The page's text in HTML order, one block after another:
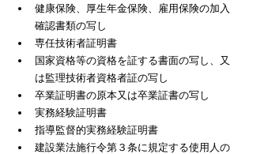
​健康保険、厚生年金保険、雇用保険の加入
確認書類の写し
専任技術者証明書
国家資格等の資格を証する書面の写し、又
は監理技術者資格者証の写し
卒業証明書の原本又は卒業証書の写し
実務経験証明書
指導監督的実務経験証明書
建設業法施行令第３条に規定する使用人の